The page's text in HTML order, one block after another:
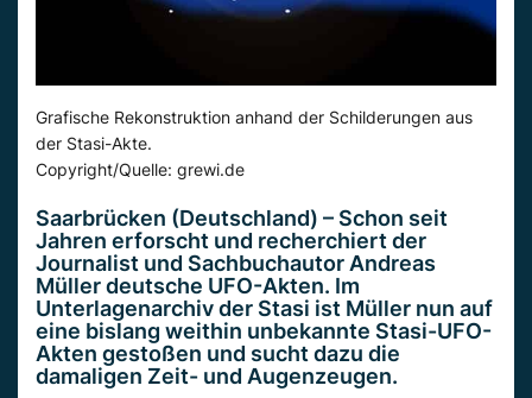
Grafische Rekonstruktion anhand der Schilderungen aus
der Stasi-Akte.
Copyright/Quelle: grewi.de
Saarbrücken (Deutschland) – Schon seit
Jahren erforscht und recherchiert der
Journalist und Sachbuchautor Andreas
Müller deutsche UFO-Akten. Im
Unterlagenarchiv der Stasi ist Müller nun auf
eine bislang weithin unbekannte Stasi-UFO-
Akten gestoßen und sucht dazu die
damaligen Zeit- und Augenzeugen.